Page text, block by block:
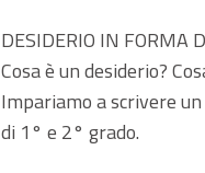
DESIDERIO IN FORMA
Cosa è un desiderio?
Impariamo a scrivere
di 1° e 2° grado.